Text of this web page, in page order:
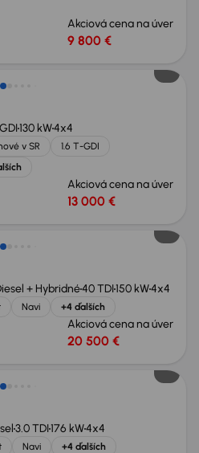
Akciová cena na úver
9 800 €
130 kW4x4
v SR
1.6 T-GDI
Akciová cena na úver
13 000 €
+ Hybridné40 TDI150 kW4x4
Navi +4 ďalších
Akciová cena na úver
20 500 €
3.0 TDI176 kW4x4
Navi +4 ďalších